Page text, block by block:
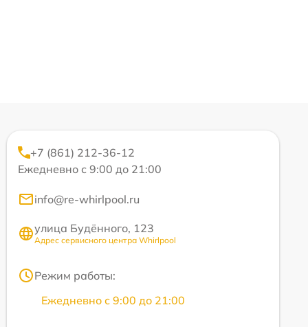
+7 (861) 212-36-12
Ежедневно с 9:00 до 21:00
info@re-whirlpool.ru
улица Будённого, 123
Адрес сервисного центра Whirlpool
Режим работы:
Ежедневно с 9:00 до 21:00